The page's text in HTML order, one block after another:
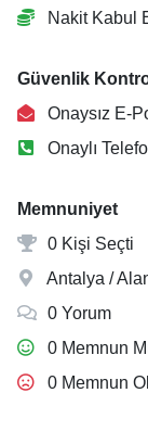
Nakit Kabul
Güvenlik
Onaysız E-
Onaylı
Memnuniyet
0 Kişi Seçti
Antalya /
0 Yorum
0 Memnun
0 Memnun